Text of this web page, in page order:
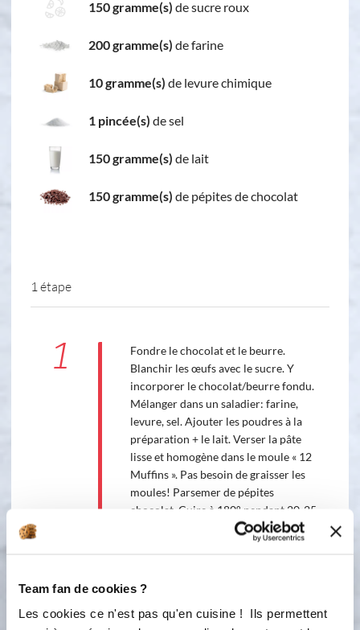
Team fan de cookies ?
Les cookies ce n'est pas qu'en cuisine ! Ils permettent
150 gramme(s) de sucre roux
200 gramme(s) de farine
10 gramme(s) de levure chimique
1 pincée(s) de sel
150 gramme(s) de lait
150 gramme(s) de pépites de chocolat
1 étape
1
Fondre le chocolat et le beurre.
Blanchir les œufs avec le sucre. Y
incorporer le chocolat/beurre fondu.
Mélanger dans un saladier: farine,
levure, sel. Ajouter les poudres à la
préparation + le lait. Verser la pâte
lisse et homogène dans le moule « 12
Muffins ». Pas besoin de graisser les
moules! Parsemer de pépites
chocolat. Cuire à 180° pendant 20-25
Bon appétit !